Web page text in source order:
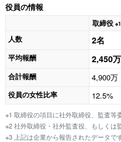
役員の情報
取締役 ※1
人数 2名
平均報酬 2,450万
合計報酬 4,900万
役員の女性比率 12.5%
※1 取締役の項目に社外取締役、監査等
※2 社外取締役・社外監査役、もしくは
※3 上記は企業から報告されたデータで